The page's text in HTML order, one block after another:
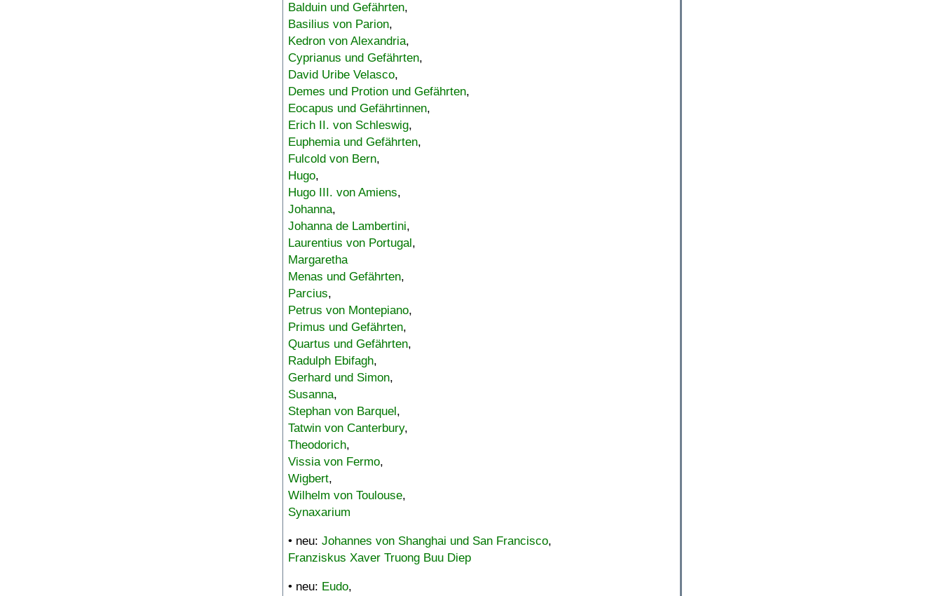
Balduin und Gefährten,
Basilius von Parion,
Kedron von Alexandria,
Cyprianus und Gefährten,
David Uribe Velasco,
Demes und Protion und Gefährten,
Eocapus und Gefährtinnen,
Erich II. von Schleswig,
Euphemia und Gefährten,
Fulcold von Bern,
Hugo,
Hugo III. von Amiens,
Johanna,
Johanna de Lambertini,
Laurentius von Portugal,
Margaretha
Menas und Gefährten,
Parcius,
Petrus von Montepiano,
Primus und Gefährten,
Quartus und Gefährten,
Radulph Ebifagh,
Gerhard und Simon,
Susanna,
Stephan von Barquel,
Tatwin von Canterbury,
Theodorich,
Vissia von Fermo,
Wigbert,
Wilhelm von Toulouse,
Synaxarium
• neu: Johannes von Shanghai und San Francisco,
Franziskus Xaver Truong Buu Diep
• neu: Eudo,